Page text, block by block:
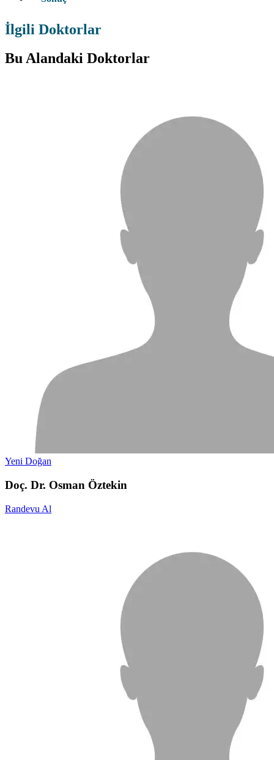
İlgili Doktorlar
Bu Alandaki Doktorlar
Yeni Doğan
Doç. Dr. Osman Öztekin
Randevu Al